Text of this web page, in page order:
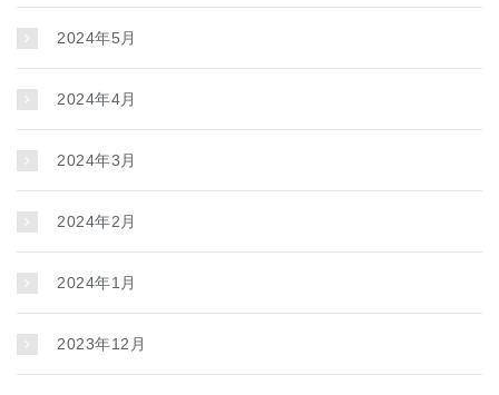
2024年5月
2024年4月
2024年3月
2024年2月
2024年1月
2023年12月